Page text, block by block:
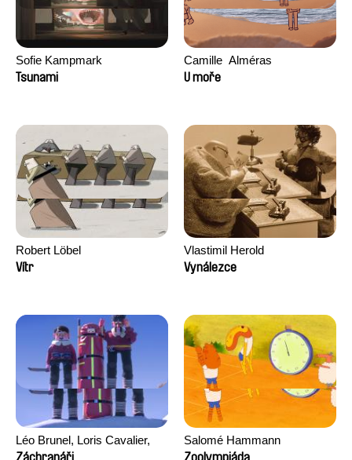
Sofie Kampmark
Tsunami
Camille​ ​ ​Alméras
U moře
Robert Löbel
Vítr
Vlastimil Herold
Vynálezce
Léo Brunel, Loris Cavalier,
Camille Jalabert, Oscar Malet
Záchranáři
Salomé Hammann
Zoolympiáda